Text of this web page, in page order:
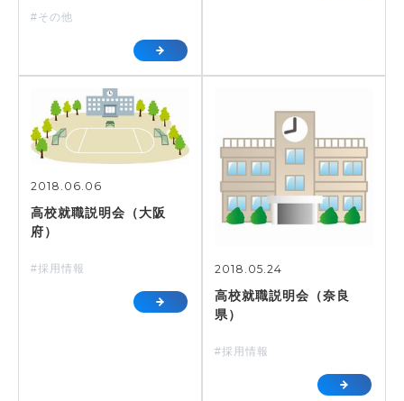
#その他
2018.06.06
高校就職説明会（大阪
府）
#採用情報 2018.05.24
高校就職説明会（奈良
県）
#採用情報